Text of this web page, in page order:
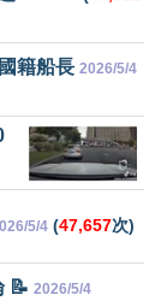
籍船長 2026/5/4
5/4 (47,657次)
📝 2026/5/4